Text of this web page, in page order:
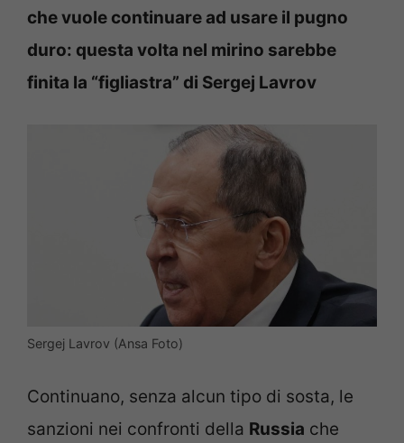
che vuole continuare ad usare il pugno
duro: questa volta nel mirino sarebbe
finita la “figliastra” di Sergej Lavrov
Sergej Lavrov (Ansa Foto)
Continuano, senza alcun tipo di sosta, le
sanzioni nei confronti della Russia che